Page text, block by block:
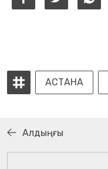
АСТАНА
Алдыңғы